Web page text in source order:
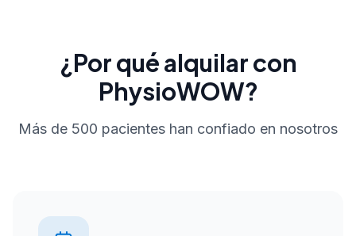
¿Por qué alquilar con
PhysioWOW?
Más de 500 pacientes han confiado en nosotros